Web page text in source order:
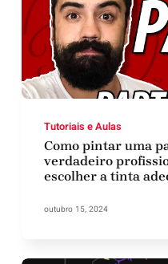
Tutoriais e Aulas
Como pintar uma
verdadeiro
escolher a tinta
outubro 15, 2024